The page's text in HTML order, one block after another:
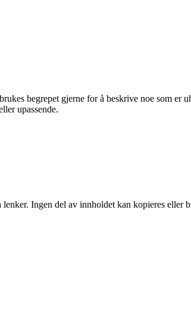
begrepet gjerne for å beskrive noe som er
upassende.
Ingen del av innholdet kan kopieres eller